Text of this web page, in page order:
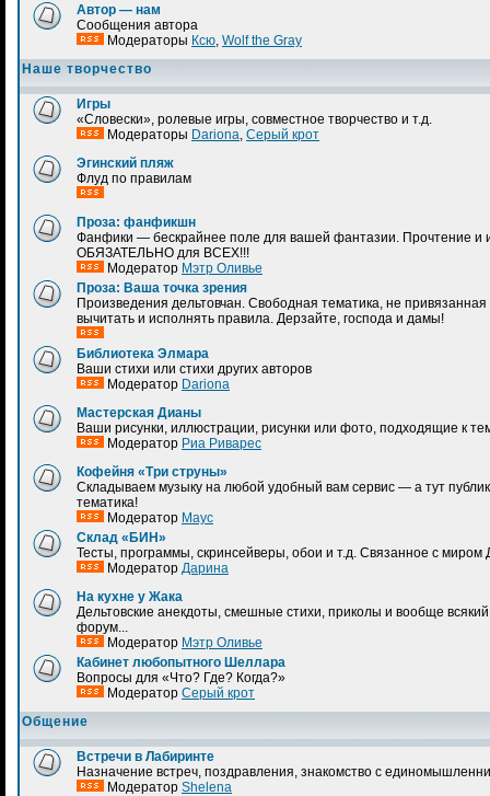
Автор — нам
Сообщения автора
Модераторы Ксю Wolf the Gray
Наше творчество
Игры
«Словески», ролевые игры, совместное творчество и т.д.
Модераторы Dariona Серый крот
Эгинский пляж
Флуд по правилам
Проза: фанфикшн
Фанфики — бескрайнее поле для вашей фантазии. Прочтение и
ОБЯЗАТЕЛЬНО для ВСЕХ!!!
Модератор Мэтр Оливье
Проза: Ваша точка зрения
Произведения дельтовчан. Свободная тематика, не
вычитать и исполнять правила. Дерзайте, господа и дамы!
Библиотека Элмара
Ваши стихи или стихи других авторов
Модератор Dariona
Мастерская Дианы
Ваши рисунки, иллюстрации, рисунки или фото, подходящие к
Модератор Риа Риварес
Кофейня «Три струны»
Складываем музыку на любой удобный вам сервис — а тут
тематика!
Модератор Маус
Склад «БИН»
Тесты, программы, скринсейверы, обои и т.д. Связанное с миром
Модератор Дарина
На кухне у Жака
Дельтовские анекдоты, смешные стихи, приколы и вообще
форум...
Модератор Мэтр Оливье
Кабинет любопытного Шеллара
Вопросы для «Что? Где? Когда?»
Модератор Серый крот
Общение
Встречи в Лабиринте
Назначение встреч, поздравления, знакомство с
Модератор Shelena